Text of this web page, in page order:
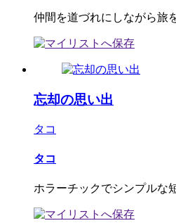
仲間を道づれにしながら旅
忘却の思い出
タコ
タコ
ホラーチックでシンプルな